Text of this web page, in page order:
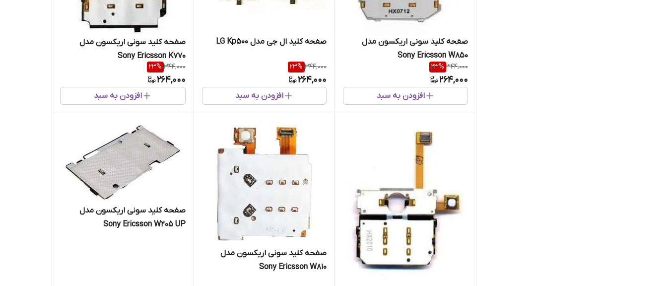
صفحه کلید سونی اریکسون مدل
Sony Ericsson W850
344,000
23%
264,000
افزودن به سبد
صفحه کلید ال جی مدل LG Kp500
344,000
23%
264,000
افزودن به سبد
صفحه کلید سونی اریکسون مدل
Sony Ericsson K770
344,000
23%
264,000
افزودن به سبد
صفحه کلید سونی اریکسون مدل
Sony Ericsson W810
صفحه کلید سونی اریکسون مدل
Sony Ericsson W205 UP